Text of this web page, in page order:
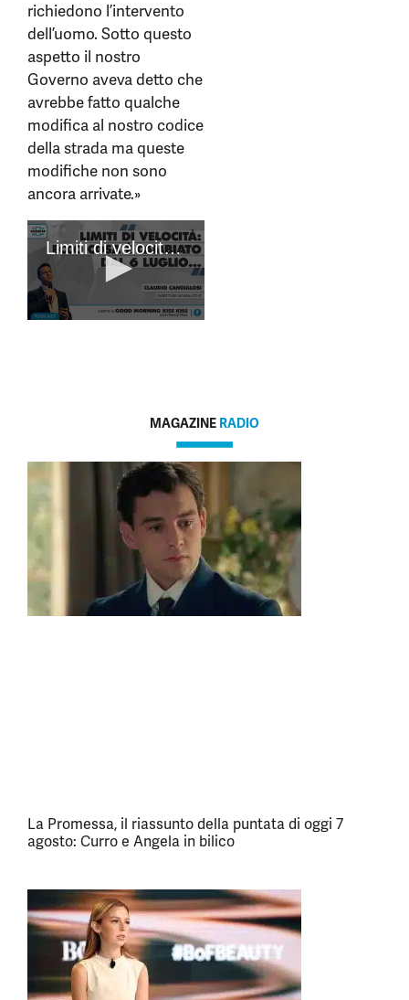
richiedono l’intervento
dell’uomo. Sotto questo
aspetto il nostro
Governo aveva detto che
avrebbe fatto qualche
modifica al nostro codice
della strada ma queste
modifiche non sono
ancora arrivate.»
MAGAZINE RADIO
La Promessa, il riassunto della puntata di oggi 7
agosto: Curro e Angela in bilico